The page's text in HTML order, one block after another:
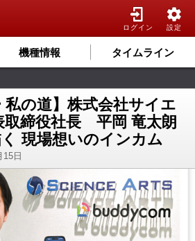
ログイン 設定
機種情報 タイムライン
私の道】株式会社サイエ
取締役社長 平岡 竜太朗
現場想いのインカム
15日